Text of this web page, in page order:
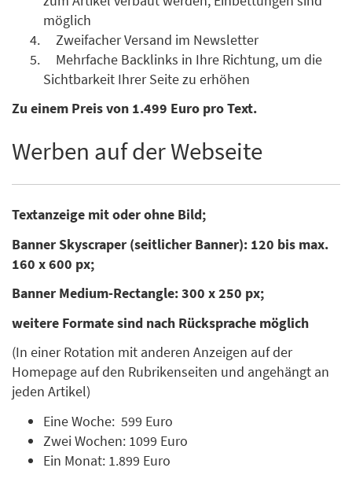
möglich
Zweifacher Versand im Newsletter
Mehrfache Backlinks in Ihre Richtung, um die
Sichtbarkeit Ihrer Seite zu erhöhen
Zu einem Preis von 1.499 Euro pro Text.
Werben auf der Webseite
Textanzeige mit oder ohne Bild;
Banner Skyscraper (seitlicher Banner): 120 bis max.
160 x 600 px;
Banner Medium-Rectangle: 300 x 250 px;
weitere Formate sind nach Rücksprache möglich
(In einer Rotation mit anderen Anzeigen auf der
Homepage auf den Rubrikenseiten und angehängt an
jeden Artikel)
Eine Woche: 599 Euro
Zwei Wochen: 1099 Euro
Ein Monat: 1.899 Euro